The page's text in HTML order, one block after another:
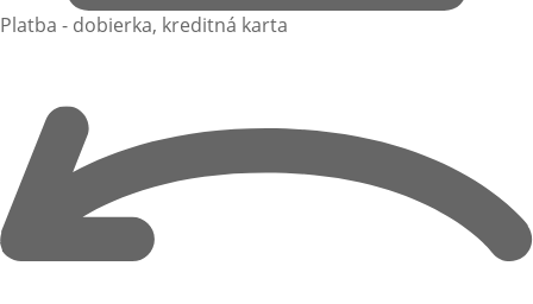
Platba - dobierka, kreditná karta